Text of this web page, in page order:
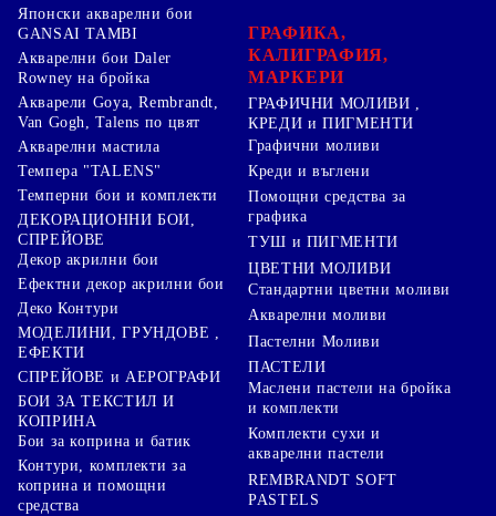
Японски акварелни бои
GANSAI TAMBI
Акварелни бои Daler
Rowney на бройка
Акварели Goya, Rembrandt,
Van Gogh, Talens по цвят
Акварелни мастила
Темпера "TALENS"
Темперни бои и комплекти
ДЕКОРАЦИОННИ БОИ,
СПРЕЙОВЕ
Декор акрилни бои
Ефектни декор акрилни бои
Деко Контури
МОДЕЛИНИ, ГРУНДОВЕ ,
ЕФЕКТИ
СПРЕЙОВЕ и АЕРОГРАФИ
БОИ ЗА ТЕКСТИЛ И
КОПРИНА
Бои за коприна и батик
Контури, комплекти за
коприна и помощни
средства
ГРАФИКА,
КАЛИГРАФИЯ,
МАРКЕРИ
ГРАФИЧНИ МОЛИВИ ,
КРЕДИ и ПИГМЕНТИ
Графични моливи
Креди и въглени
Помощни средства за
графика
ТУШ и ПИГМЕНТИ
ЦВЕТНИ МОЛИВИ
Стандартни цветни моливи
Акварелни моливи
Пастелни Моливи
ПАСТЕЛИ
Маслени пастели на бройка
и комплекти
Комплекти сухи и
акварелни пастели
REMBRANDT SOFT
PASTELS